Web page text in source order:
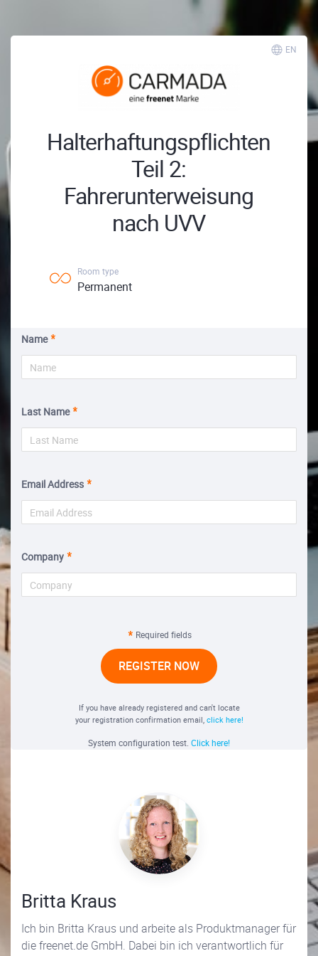
EN
Halterhaftungspflichten
Teil 2:
Fahrerunterweisung
nach UVV
Room type
Permanent
Name
Last Name
Email Address
Company
Required fields
REGISTER NOW
If you have already registered and can't locate
your registration confirmation email, click here!
System configuration test. Click here!
Britta Kraus
Ich bin Britta Kraus und arbeite als Produktmanager für
die freenet.de GmbH. Dabei bin ich verantwortlich für